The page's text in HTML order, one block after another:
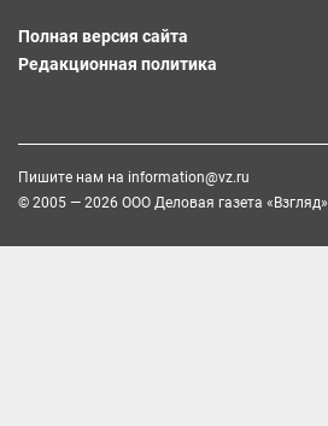
Полная версия сайта
Редакционная политика
Пишите нам на information@vz.ru
© 2005 — 2026 ООО Деловая газета «Взгляд»